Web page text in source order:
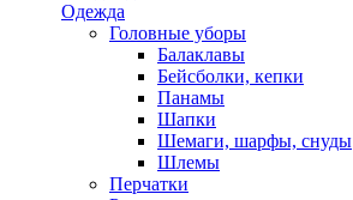
Одежда
Головные уборы
Балаклавы
Бейсболки, кепки
Панамы
Шапки
Шемаги, шарфы, снуды
Шлемы
Перчатки